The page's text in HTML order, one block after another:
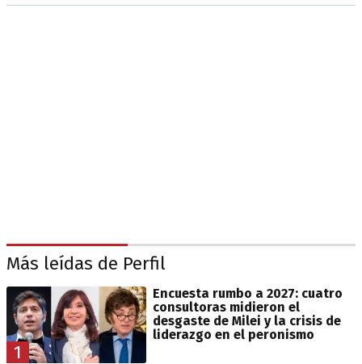
Más leídas de Perfil
1
Encuesta rumbo a 2027: cuatro
consultoras midieron el
desgaste de Milei y la crisis de
liderazgo en el peronismo